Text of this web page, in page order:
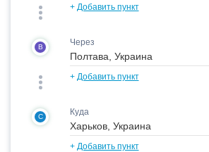
+ Добавить пункт
B Через
+ Добавить пункт
C Куда
+ Добавить пункт